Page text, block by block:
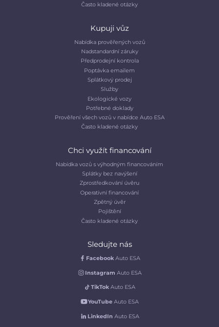
Často kladené otázky
Kupuji vůz
Nabídka prověřených vozů
Nadstandardní záruky
Předprodejní kontrola
Poptávka emailem
Splátkový prodej
Služby
Ekologické vozy
Potřebné doklady
Prověření všech vozů v nabídce Auto ESA
Často kladené otázky
Chci využít financování
Nabídka vozů s výhodným financováním
Splátky bez navýšení
Zprostředkování úvěru
Operativní financování
Zpětný úvěr
Pojištění
Často kladené otázky
Sledujte nás
Facebook Auto ESA
Instagram Auto ESA
TikTok Auto ESA
YouTubeAuto ESA
LinkedIn Auto ESA